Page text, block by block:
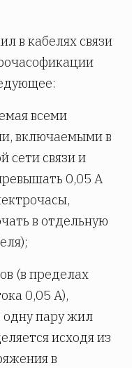
в кабелях связи
всеми
включаемыми в
сети связи и
0,05 А
в отдельную
(в пределах
0,05 А),
одну пару жил
исходя из
в